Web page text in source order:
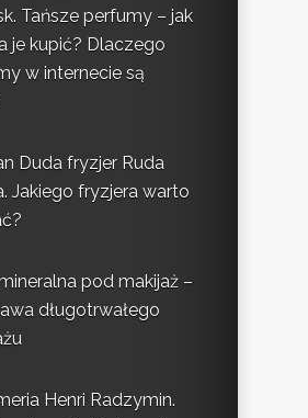
Tańsze perfumy – jak
je kupić? Dlaczego
w internecie są
Duda fryzjer Ruda
Jakiego fryzjera warto
pod makijaż –
długotrwałego
Henri Radzymin.